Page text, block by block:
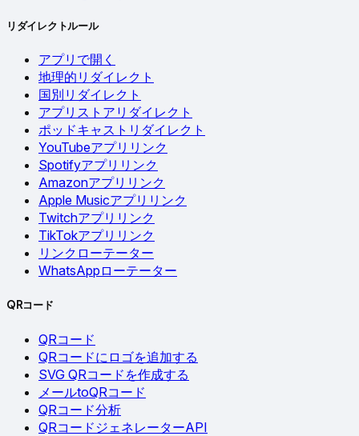
リダイレクトルール
アプリで開く
地理的リダイレクト
国別リダイレクト
アプリストアリダイレクト
ポッドキャストリダイレクト
YouTubeアプリリンク
Spotifyアプリリンク
Amazonアプリリンク
Apple Musicアプリリンク
Twitchアプリリンク
TikTokアプリリンク
リンクローテーター
WhatsAppローテーター
QRコード
QRコード
QRコードにロゴを追加する
SVG QRコードを作成する
メールtoQRコード
QRコード分析
QRコードジェネレーターAPI